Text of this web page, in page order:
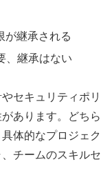
が継承される
、継承はない
セキュリティポリ
あります。どちら
体的なプロジェク
チームのスキルセ